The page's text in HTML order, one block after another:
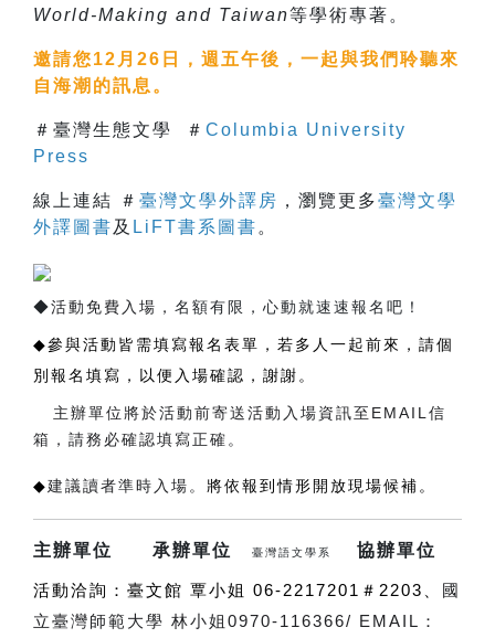
World-Making and Taiwan等學術專著。
邀請您12月26日，週五午後，一起與我們聆聽來
自海潮的訊息。
＃臺灣生態文學 ＃ Columbia University
Press
線上連結 ＃ 臺灣文學外譯房 ，瀏覽更多臺灣文學
外譯圖書 及 LiFT書系圖書 。
​◆活動免費入場， 名額有限，心動就速速報名吧！
◆參與活動皆需填寫報名表單，若多人一起前來，請個
別報名填寫，以便入場確認，謝謝。
主辦單位將於活動前寄送活動入場資訊至EMAIL信
箱，請務必確認填寫正確。
◆建議讀者準時入場。 將依報到情形開放現場候補。
主辦單位 承辦單位 臺灣語文學系 協辦單位
活動洽詢：臺文館 覃小姐 06-2217201＃2203、
國
立臺灣師範大學 林小姐0970-116366/
EMAIL：